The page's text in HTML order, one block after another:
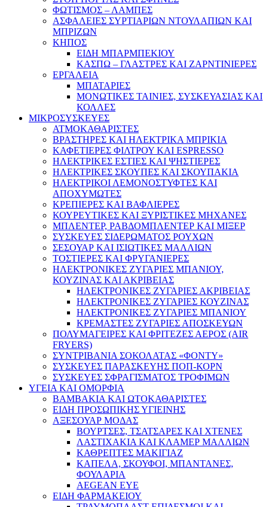
ΦΩΤΙΣΜΟΣ – ΛΑΜΠΕΣ
ΑΣΦΑΛΕΙΕΣ ΣΥΡΤΙΑΡΙΩΝ ΝΤΟΥΛΑΠΙΩΝ ΚΑΙ
ΜΠΡΙΖΩΝ
ΚΗΠΟΣ
ΕΙΔΗ ΜΠΑΡΜΠΕΚΙΟΥ
ΚΑΣΠΩ – ΓΛΑΣΤΡΕΣ ΚΑΙ ΖΑΡΝΤΙΝΙΕΡΕΣ
ΕΡΓΑΛΕΙΑ
ΜΠΑΤΑΡΙΕΣ
ΜΟΝΩΤΙΚΕΣ ΤΑΙΝΙΕΣ, ΣΥΣΚΕΥΑΣΙΑΣ ΚΑΙ
ΚΟΛΛΕΣ
ΜΙΚΡΟΣΥΣΚΕΥΕΣ
ΑΤΜΟΚΑΘΑΡΙΣΤΕΣ
ΒΡΑΣΤΗΡΕΣ ΚΑΙ ΗΛΕΚΤΡΙΚΑ ΜΠΡΙΚΙΑ
ΚΑΦΕΤΙΕΡΕΣ ΦΙΛΤΡΟΥ ΚΑΙ ESPRESSO
ΗΛΕΚΤΡΙΚΕΣ ΕΣΤΙΕΣ ΚΑΙ ΨΗΣΤΙΕΡΕΣ
ΗΛΕΚΤΡΙΚΕΣ ΣΚΟΥΠΕΣ ΚΑΙ ΣΚΟΥΠΑΚΙΑ
ΗΛΕΚΤΡΙΚΟΙ ΛΕΜΟΝΟΣΤΥΦΤΕΣ ΚΑΙ
ΑΠΟΧΥΜΩΤΕΣ
ΚΡΕΠΙΕΡΕΣ ΚΑΙ ΒΑΦΛΙΕΡΕΣ
ΚΟΥΡΕΥΤΙΚΕΣ ΚΑΙ ΞΥΡΙΣΤΙΚΕΣ ΜΗΧΑΝΕΣ
ΜΠΛΕΝΤΕΡ, ΡΑΒΔΟΜΠΛΕΝΤΕΡ ΚΑΙ ΜΙΞΕΡ
ΣΥΣΚΕΥΕΣ ΣΙΔΕΡΩΜΑΤΟΣ ΡΟΥΧΩΝ
ΣΕΣΟΥΑΡ ΚΑΙ ΙΣΙΩΤΙΚΕΣ ΜΑΛΛΙΩΝ
ΤΟΣΤΙΕΡΕΣ ΚΑΙ ΦΡΥΓΑΝΙΕΡΕΣ
ΗΛΕΚΤΡΟΝΙΚΕΣ ΖΥΓΑΡΙΕΣ ΜΠΑΝΙΟΥ,
ΚΟΥΖΙΝΑΣ ΚΑΙ ΑΚΡΙΒΕΙΑΣ
ΗΛΕΚΤΡΟΝΙΚΕΣ ΖΥΓΑΡΙΕΣ ΑΚΡΙΒΕΙΑΣ
ΗΛΕΚΤΡΟΝΙΚΕΣ ΖΥΓΑΡΙΕΣ ΚΟΥΖΙΝΑΣ
ΗΛΕΚΤΡΟΝΙΚΕΣ ΖΥΓΑΡΙΕΣ ΜΠΑΝΙΟΥ
ΚΡΕΜΑΣΤΕΣ ΖΥΓΑΡΙΕΣ ΑΠΟΣΚΕΥΩΝ
ΠΟΛΥΜΑΓΕΙΡΕΣ ΚΑΙ ΦΡΙΤΕΖΕΣ ΑΕΡΟΣ (AIR
FRYERS)
ΣΥΝΤΡΙΒΑΝΙΑ ΣΟΚΟΛΑΤΑΣ «ΦΟΝΤΥ»
ΣΥΣΚΕΥΕΣ ΠΑΡΑΣΚΕΥΗΣ ΠΟΠ-ΚΟΡΝ
ΣΥΣΚΕΥΕΣ ΣΦΡΑΓΙΣΜΑΤΟΣ ΤΡΟΦΙΜΩΝ
ΥΓΕΙΑ ΚΑΙ ΟΜΟΡΦΙΑ
ΒΑΜΒΑΚΙΑ ΚΑΙ ΩΤΟΚΑΘΑΡΙΣΤΕΣ
ΕΙΔΗ ΠΡΟΣΩΠΙΚΗΣ ΥΓΙΕΙΝΗΣ
ΑΞΕΣΟΥΑΡ ΜΟΔΑΣ
ΒΟΥΡΤΣΕΣ, ΤΣΑΤΣΑΡΕΣ ΚΑΙ ΧΤΕΝΕΣ
ΛΑΣΤΙΧΑΚΙΑ ΚΑΙ ΚΛΑΜΕΡ ΜΑΛΛΙΩΝ
ΚΑΘΡΕΠΤΕΣ ΜΑΚΙΓΙΑΖ
ΚΑΠΕΛΑ, ΣΚΟΥΦΟΙ, ΜΠΑΝΤΑΝΕΣ,
ΦΟΥΛΑΡΙΑ
AEGEAN EYE
ΕΙΔΗ ΦΑΡΜΑΚΕΙΟΥ